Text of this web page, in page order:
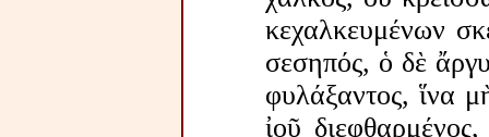
κεχαλκευμένων
σεσηπός, ὁ δὲ
φυλάξαντος, ἵνα
ἰοῦ